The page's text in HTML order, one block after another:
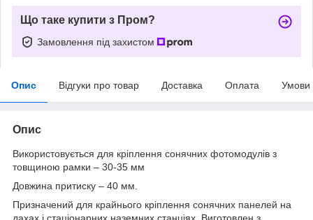
Що таке купити з Пром?
Замовлення під захистом
Опис Відгуки про товар Доставка Оплата Умови
Опис
Використовується для кріплення сонячних фотомодулів з
товщиною рамки – 30-35 мм
Довжина притиску – 40 мм.
Призначений для крайнього кріплення сонячних панелей на
дахах і стаціонарних наземних станціях. Виготовлен з